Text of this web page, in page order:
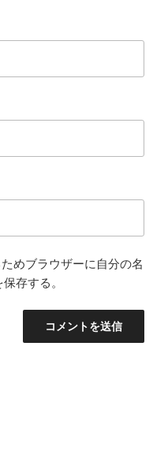
めブラウザーに自分の名
存する。